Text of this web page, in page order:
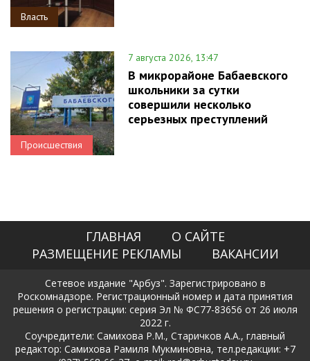
Власть
Происшествия
7 августа 2026, 13:47
В микрорайоне Бабаевского
школьники за сутки
совершили несколько
серьезных преступлений
ГЛАВНАЯ
О САЙТЕ
РАЗМЕЩЕНИЕ РЕКЛАМЫ
ВАКАНСИИ
Сетевое издание "Арбуз". Зарегистрировано в
Роскомнадзоре. Регистрационный номер и дата принятия
решения о регистрации: серия Эл № ФС77-83656 от 26 июля
2022 г.
Соучредители: Самихова Р.М., Старичков А.А., главный
редактор: Самихова Рамиля Мукминовна, тел.редакции: +7